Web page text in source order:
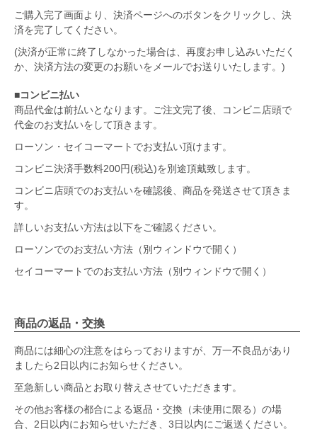
ご購入完了画面より、決済ページへのボタンをクリックし、決
済を完了してください。
(決済が正常に終了しなかった場合は、再度お申し込みいただく
か、決済方法の変更のお願いをメールでお送りいたします。)
■コンビニ払い
商品代金は前払いとなります。ご注文完了後、コンビニ店頭で
代金のお支払いをして頂きます。
ローソン・セイコーマートでお支払い頂けます。
コンビニ決済手数料200円(税込)を別途頂戴致します。
コンビニ店頭でのお支払いを確認後、商品を発送させて頂きま
す。
詳しいお支払い方法は以下をご確認ください。
ローソンでのお支払い方法（別ウィンドウで開く）
セイコーマートでのお支払い方法（別ウィンドウで開く）
商品の返品・交換
商品には細心の注意をはらっておりますが、万一不良品があり
ましたら2日以内にお知らせください。
至急新しい商品とお取り替えさせていただきます。
その他お客様の都合による返品・交換（未使用に限る）の場
合、2日以内にお知らせいただき、3日以内にご返送ください。